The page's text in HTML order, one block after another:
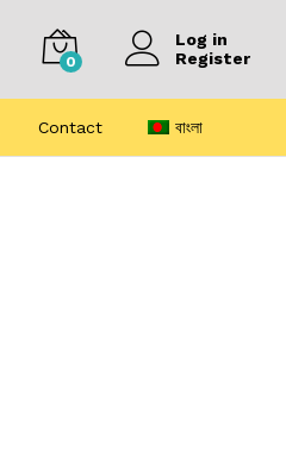
0
Log in
Register
Contact বাংলা